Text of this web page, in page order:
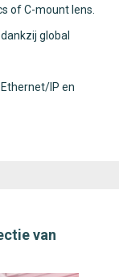
of C-mount lens.
global
IP en
van